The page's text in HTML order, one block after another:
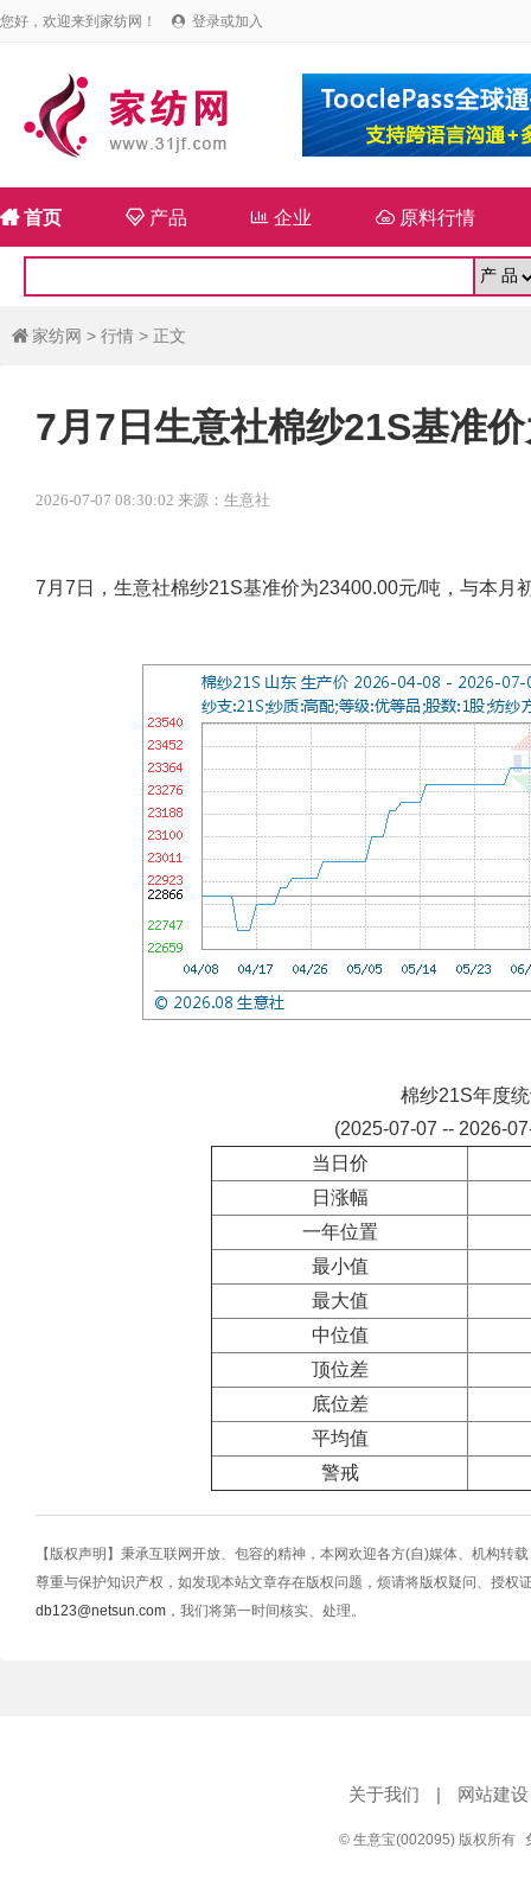
您好，欢迎来到家纺网！  登录或加入
首页 产品  企业 原料行情
 家纺网 > 行情 > 正文
7月7日生意社棉纱21S基准
2026-07-07 08:30:02 来源：生意社
7月7日，生意社棉纱21S基准价为23400.00元/吨，与本月
棉纱21S年度
(2025-07-07 -- 2026-
当日价
日涨幅
一年位置
最小值
最大值
中位值
顶位差
底位差
平均值
警戒
【版权声明】秉承互联网开放、包容的精神，本网欢迎各方(自)媒体、机构转
尊重与保护知识产权，如发现本站文章存在版权问题，烦请将版权疑问、授权
db123@netsun.com ，我们将第一时间核实、处理。
关于我们 | 网站建设
© 生意宝(002095) 版权所有